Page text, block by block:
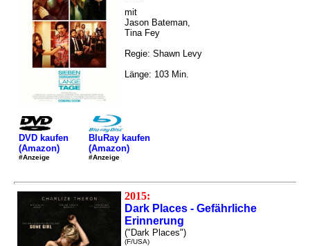
mit
Jason Bateman,
Tina Fey
Regie: Shawn Levy
Länge: 103 Min.
DVD kaufen
(Amazon)
#Anzeige
BluRay kaufen
(Amazon)
#Anzeige
2015:
Dark Places - Gefährliche
Erinnerung
("Dark Places")
(F/USA)